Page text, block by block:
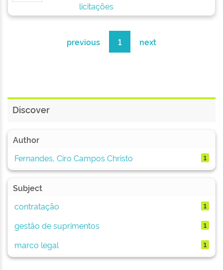
licitações
previous 1 next
Discover
Author
Fernandes, Ciro Campos Christo
1
Subject
contratação
1
gestão de suprimentos 1
marco legal 1